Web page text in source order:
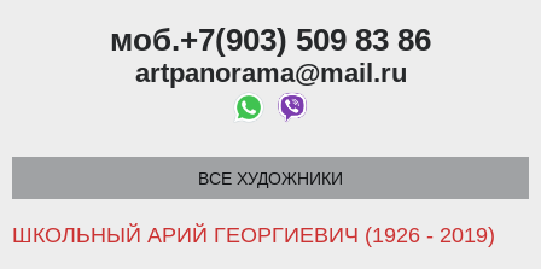
моб.+7(903) 509 83 86
artpanorama@mail.ru
ВСЕ ХУДОЖНИКИ
ШКОЛЬНЫЙ АРИЙ ГЕОРГИЕВИЧ (1926 - 2019)